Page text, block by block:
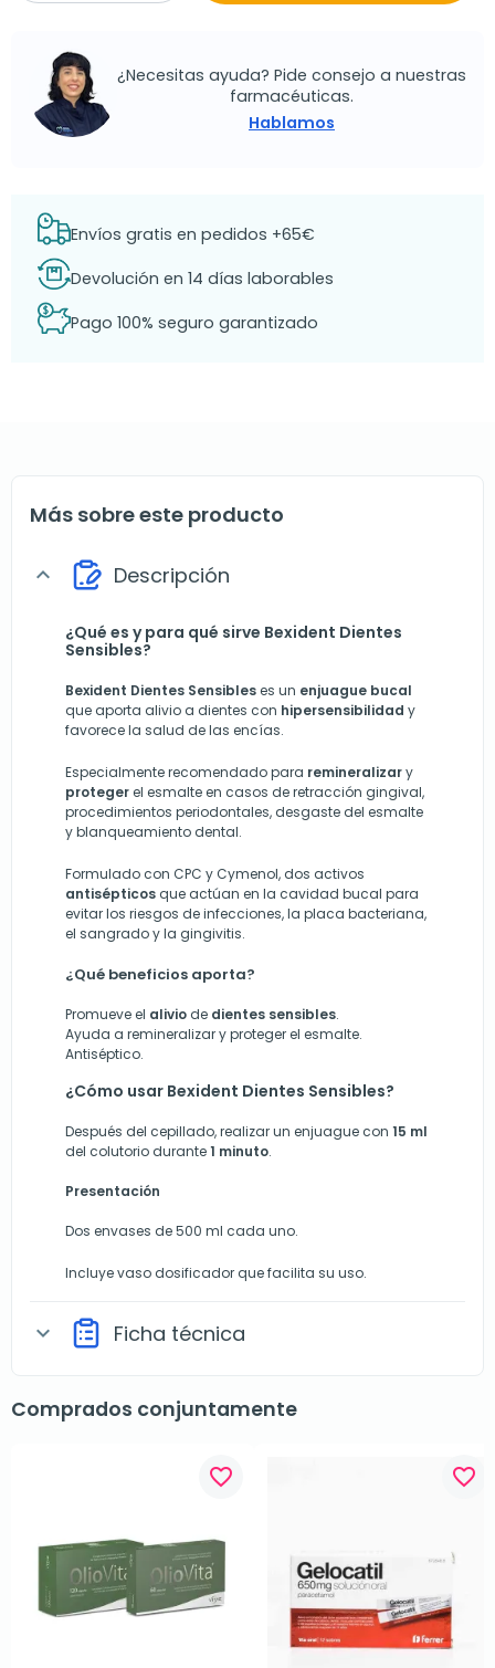
¿Necesitas ayuda? Pide consejo a nuestras
farmacéuticas.
Hablamos
Envíos gratis en pedidos +65€
Devolución en 14 días laborables
Pago 100% seguro garantizado
Más sobre este producto
expand_more Descripción
¿Qué es y para qué sirve Bexident Dientes
Sensibles?
Bexident Dientes Sensibleses un enjuague bucal
que aporta alivio a dientes con hipersensibilidad y
favorece la salud de las encías.
Especialmente recomendado para remineralizary
protegerel esmalte en casos de retracción gingival,
procedimientos periodontales, desgaste del esmalte
y blanqueamiento dental.
Formulado con CPC y Cymenol, dos activos
antisépticos que actúan en la cavidad bucal para
evitar los riesgos de infecciones, la placa bacteriana,
el sangrado y la gingivitis.
¿Qué beneficios aporta?
Promueve el alivio de dientes sensibles.
Ayuda a remineralizar y proteger el esmalte.
Antiséptico.
¿Cómo usar Bexident Dientes Sensibles?
Después del cepillado, realizar un enjuague con 15 ml
del colutorio durante1 minuto.
Presentación
Dos envases de 500 ml cada uno.
Incluye vaso dosificador que facilita su uso.
expand_more Ficha técnica
Comprados conjuntamente
favorite_border favorite_border